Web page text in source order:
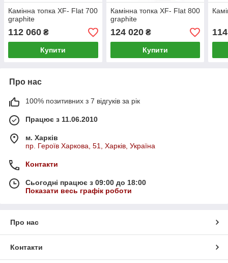
Камінна топка XF- Flat 700
graphite
112 060 ₴
Купити
Камінна топка XF- Flat 800
graphite
124 020₴
Купити
Про нас
100% позитивних з 7 відгуків за рік
Працює з 11.06.2010
м. Харків
пр. Героїв Харкова, 51, Харків, Україна
Контакти
Сьогодні працює з 09:00 до 18:00
Показати весь графік роботи
Про нас
Контакти